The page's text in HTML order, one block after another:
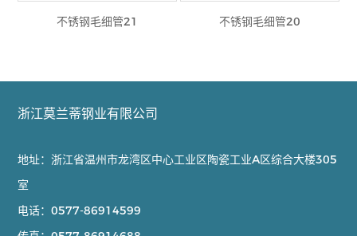
不锈钢毛细管21 不锈钢毛细管20
浙江莫兰蒂钢业有限公司
地址：浙江省温州市龙湾区中心工业区陶瓷工业A区综合大楼305
室
电话：0577-86914599